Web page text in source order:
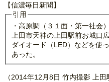
【信濃毎日新聞】
引用
・高原調（３１面・第一社会）
上田市天神の上田駅前お城口
ダイオード（LED）などを使
あった。
（2014年12月8日 竹内撮影 上田